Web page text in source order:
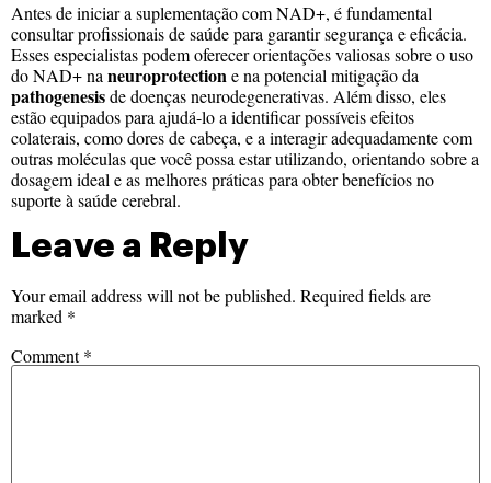
Antes de iniciar a suplementação com NAD+, é fundamental
consultar profissionais de saúde para garantir segurança e eficácia.
Esses especialistas podem oferecer orientações valiosas sobre o uso
do NAD+ na neuroprotectione na potencial mitigação da
pathogenesisde doenças neurodegenerativas. Além disso, eles
estão equipados para ajudá-lo a identificar possíveis efeitos
colaterais, como dores de cabeça, e a interagir adequadamente com
outras moléculas que você possa estar utilizando, orientando sobre a
dosagem ideal e as melhores práticas para obter benefícios no
suporte à saúde cerebral.
Leave a Reply
Your email address will not be published. Required fields are
marked *
Comment*